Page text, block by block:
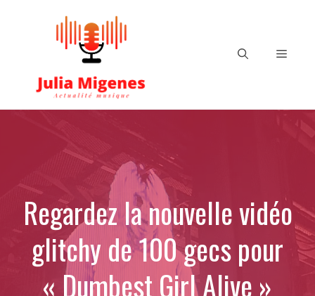
Menu
Regardez la nouvelle vidéo
glitchy de 100 gecs pour
« Dumbest Girl Alive »